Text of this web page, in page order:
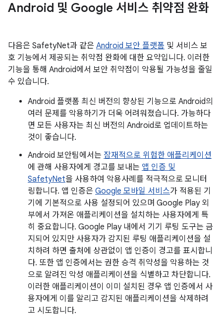
Android 및 Google 서비스 취약점 완화
다음은 SafetyNet과 같은 Android 보안 플랫폼 및 서비스 보
호 기능에서 제공되는 취약점 완화에 대한 요약입니다. 이러한
기능을 통해 Android에서 보안 취약점이 악용될 가능성을 줄일
수 있습니다.
Android 플랫폼 최신 버전의 향상된 기능으로 Android의
여러 문제를 악용하기가 더욱 어려워졌습니다. 가능하다
면 모든 사용자는 최신 버전의 Android로 업데이트하는
것이 좋습니다.
Android 보안팀에서는 잠재적으로 위험한 애플리케이션
에 관해 사용자에게 경고를 보내는 앱 인증 및
SafetyNet을 사용하여 악용사례를 적극적으로 모니터
링합니다. 앱 인증은 Google 모바일 서비스가 적용된 기
기에 기본적으로 사용 설정되어 있으며 Google Play 외
부에서 가져온 애플리케이션을 설치하는 사용자에게 특
히 중요합니다. Google Play 내에서 기기 루팅 도구는 금
지되어 있지만 사용자가 감지된 루팅 애플리케이션을 설
치하려 하면 출처에 상관없이 앱 인증이 경고를 표시합니
다. 또한 앱 인증에서는 권한 승격 취약성을 악용하는 것
으로 알려진 악성 애플리케이션을 식별하고 차단합니다.
이러한 애플리케이션이 이미 설치된 경우 앱 인증에서 사
용자에게 이를 알리고 감지된 애플리케이션을 삭제하려
고 시도합니다.